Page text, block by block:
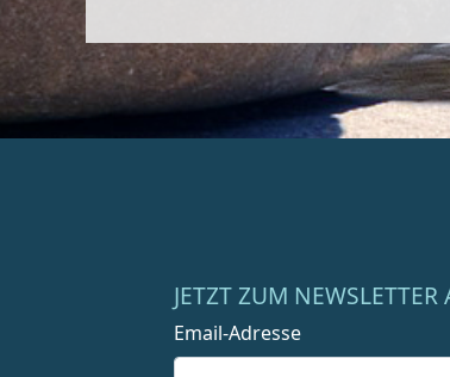
JETZT ZUM
Email-Adresse